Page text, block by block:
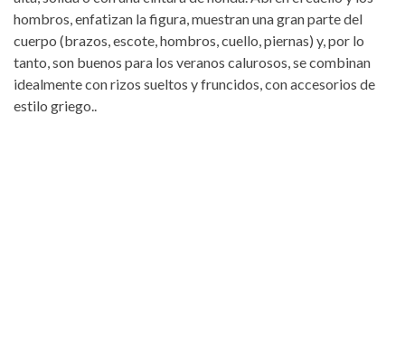
hombros, enfatizan la figura, muestran una gran parte del
cuerpo (brazos, escote, hombros, cuello, piernas) y, por lo
tanto, son buenos para los veranos calurosos, se combinan
idealmente con rizos sueltos y fruncidos, con accesorios de
estilo griego..